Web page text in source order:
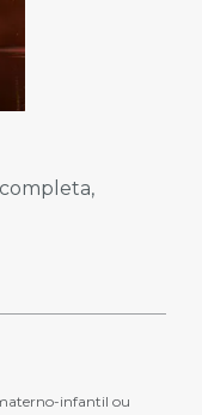
infantil ou